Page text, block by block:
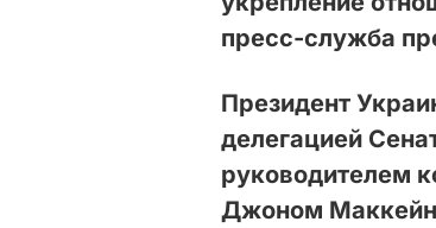
пресс-служба
Президент
делегацией
руководителем
Джоном